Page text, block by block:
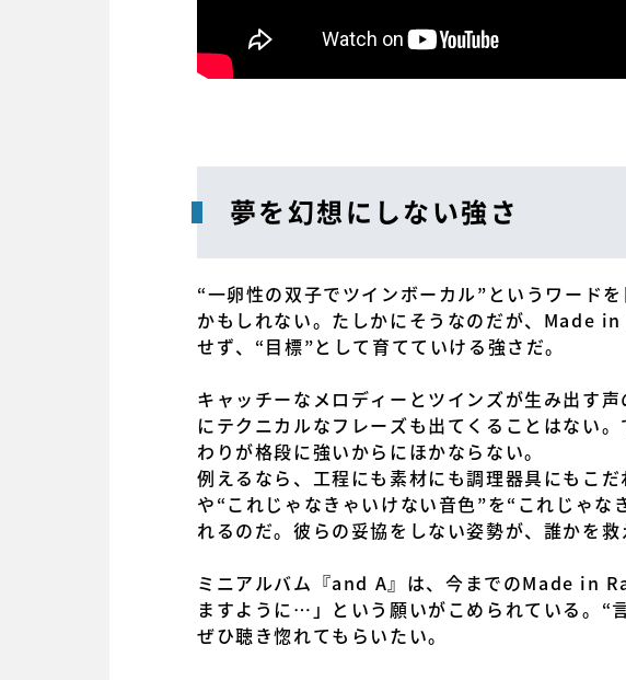
夢を幻想にしない強さ
“一卵性の双子でツインボーカル”というワード
かもしれない。たしかにそうなのだが、Made
せず、“目標”として育てていける強さだ。
キャッチーなメロディーとツインズが生み出す
にテクニカルなフレーズも出てくることはない
わりが格段に強いからにほかならない。
例えるなら、工程にも素材にも調理器具にもこ
や“これじゃなきゃいけない音色”を“これじゃ
れるのだ。彼らの妥協をしない姿勢が、誰かを
ミニアルバム『and A』は、今までのMade in
ますように…」という願いがこめられている。“
ぜひ聴き惚れてもらいたい。